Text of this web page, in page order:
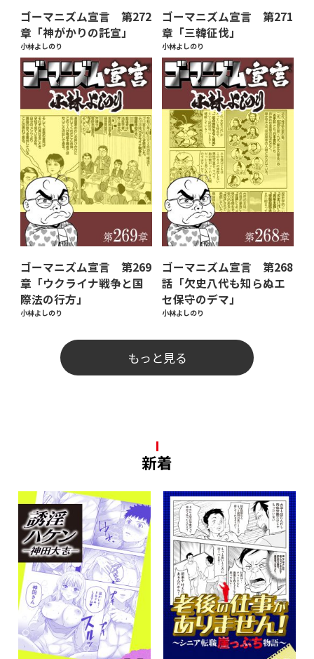
ゴーマニズム宣言 第272
章「神がかりの託宣」
小林よしのり
ゴーマニズム宣言 第271
章「三韓征伐」
小林よしのり
ゴーマニズム宣言 第269
章「ウクライナ戦争と国
際法の行方」
小林よしのり
ゴーマニズム宣言 第268
話「欠史八代も知らぬエ
セ保守のデマ」
小林よしのり
もっと見る
新着